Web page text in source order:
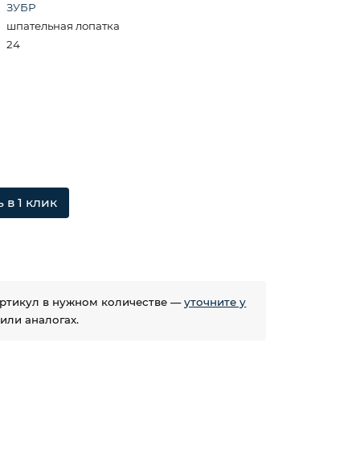
ЗУБР
шпательная лопатка
24
в 1 клик
в нужном количестве —уточните у
аналогах.